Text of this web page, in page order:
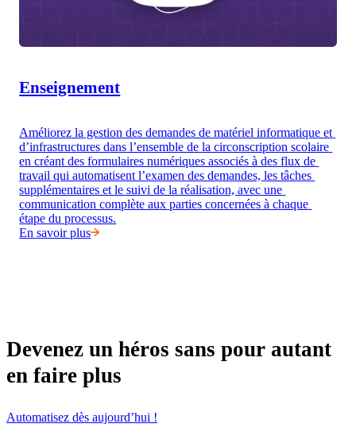
Enseignement
Améliorez la gestion des demandes de matériel informatique et
d’infrastructures dans l’ensemble de la circonscription scolaire
en créant des formulaires numériques associés à des flux de
travail qui automatisent l’examen des demandes, les tâches
supplémentaires et le suivi de la réalisation, avec une
communication complète aux parties concernées à chaque
étape du processus.
En savoir plus
Devenez un héros sans pour autant
en faire plus
Automatisez dès aujourd’hui !